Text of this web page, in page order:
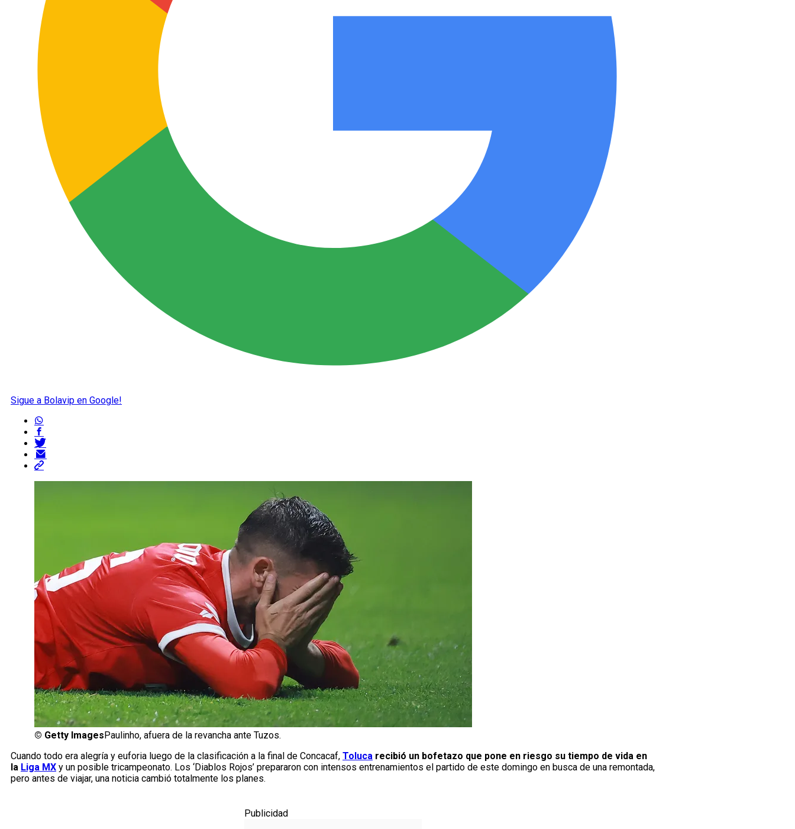
Sigue a Bolavip en Google!
© Getty Images Paulinho, afuera de la revancha ante Tuzos.
Cuando todo era alegría y euforia luego de la clasificación a la final de Concacaf, Toluca recibió un bofetazo que pone en riesgo su tiempo de vida en
la Liga MX y un posible tricampeonato. Los ‘Diablos Rojos’ prepararon con intensos entrenamientos el partido de este domingo en busca de una remontada,
pero antes de viajar, una noticia cambió totalmente los planes.
Publicidad